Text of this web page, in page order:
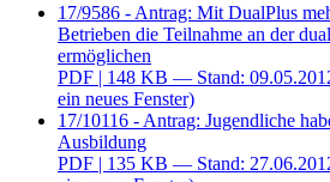
17/9586 - Antrag: Mit DualPlus
Betrieben die Teilnahme an der
ermöglichen
PDF | 148 KB — Stand:
ein neues Fenster)
17/10116 - Antrag: Jugendliche
Ausbildung
PDF | 135 KB — Stand: